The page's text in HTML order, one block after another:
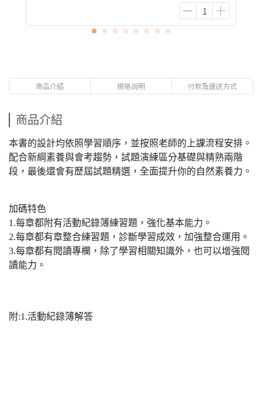
商品介紹 規格說明 付款及運送方式
商品介紹
本書的設計均依照學習順序，並按照老師的上課流程安排。
配合新綱素養與會考趨勢，試題演練區分基礎與精熟兩階
段，最後還會有歷屆試題精選，全面提升你的自然素養力。
加碼特色
1.每章都附有活動紀錄簿練習題，強化基本能力。
2.每章都有章整合練習題，診斷學習成效，加強整合運用。
3.每章都有閱讀專欄，除了學習相關知識外，也可以增強閱
讀能力。
附:1.活動紀錄簿解答